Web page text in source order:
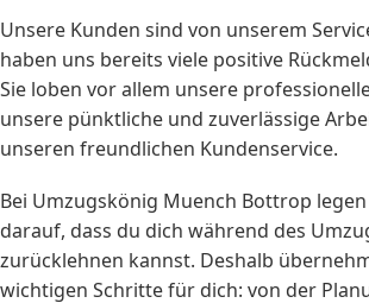
Unsere Kunden sind von unserem
haben uns bereits viele positive
Sie loben vor allem unsere
unsere pünktliche und zuverlässige
unseren freundlichen Kundenservice.
Bei Umzugskönig Muench Bottrop
darauf, dass du dich während des
zurücklehnen kannst. Deshalb
wichtigen Schritte für dich: von der